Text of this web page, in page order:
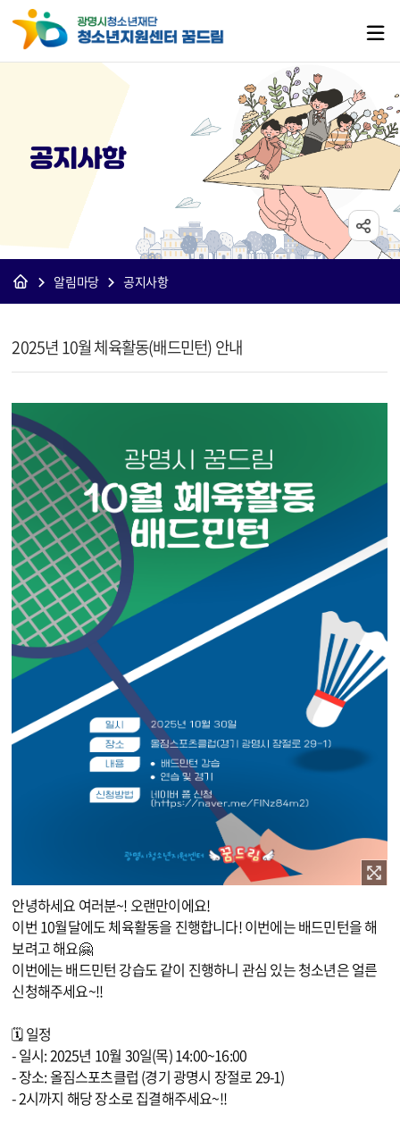
공지사항
알림마당 공지사항
2025년 10월 체육활동(배드민턴) 안내
이미지 확대보기
안녕하세요 여러분~! 오랜만이에요!
이번 10월달에도 체육활동을 진행합니다! 이번에는 배드민턴을 해
보려고 해요🤗
이번에는 배드민턴 강습도 같이 진행하니 관심 있는 청소년은 얼른
신청해주세요~!!
🗓 일정
- 일시: 2025년 10월 30일(목) 14:00~16:00
- 장소: 올짐스포츠클럽 (경기 광명시 장절로 29-1)
- 2시까지 해당 장소로 집결해주세요~!!